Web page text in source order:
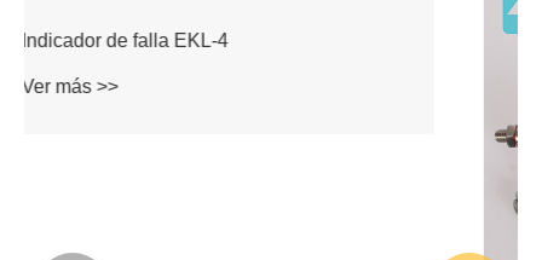
Interruptores de límite de la serie RCSK-1
Ver más >>